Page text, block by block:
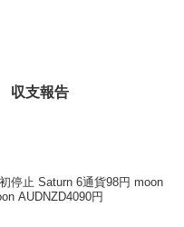
収支報告
停止 Saturn 6通貨98円 moon
AUDNZD4090円